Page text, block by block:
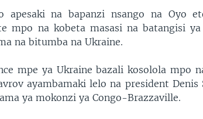
apesaki na bapanzi nsango na Oyo
mpo na kobeta masasi na batangisi ya
na bitumba na Ukraine.
mpe ya Ukraine bazali kosolola mpo
ayambamaki lelo na president Denis
ya mokonzi ya Congo-Brazzaville.